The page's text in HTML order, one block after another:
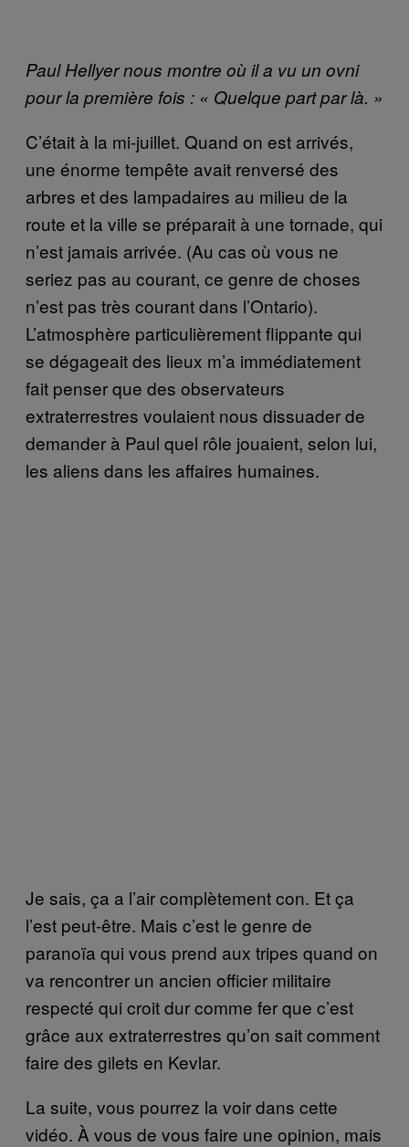
Paul Hellyer nous montre où il a vu un ovni
pour la première fois : « Quelque part par là. »
C’était à la mi-juillet. Quand on est arrivés,
une énorme tempête avait renversé des
arbres et des lampadaires au milieu de la
route et la ville se préparait à une tornade, qui
n’est jamais arrivée. (Au cas où vous ne
seriez pas au courant, ce genre de choses
n’est pas très courant dans l’Ontario).
L’atmosphère particulièrement flippante qui
se dégageait des lieux m’a immédiatement
fait penser que des observateurs
extraterrestres voulaient nous dissuader de
demander à Paul quel rôle jouaient, selon lui,
les aliens dans les affaires humaines.
Je sais, ça a l’air complètement con. Et ça
l’est peut-être. Mais c’est le genre de
paranoïa qui vous prend aux tripes quand on
va rencontrer un ancien officier militaire
respecté qui croit dur comme fer que c’est
grâce aux extraterrestres qu’on sait comment
faire des gilets en Kevlar.
La suite, vous pourrez la voir dans cette
vidéo. À vous de vous faire une opinion, mais